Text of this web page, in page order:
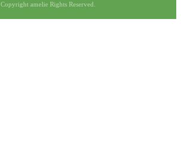
Copyright amelie Rights Reserved.